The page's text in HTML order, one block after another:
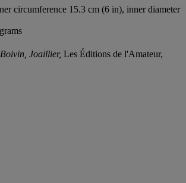
circumference 15.3 cm (6 in), inner diameter
Joaillier, Les Éditions de l'Amateur,